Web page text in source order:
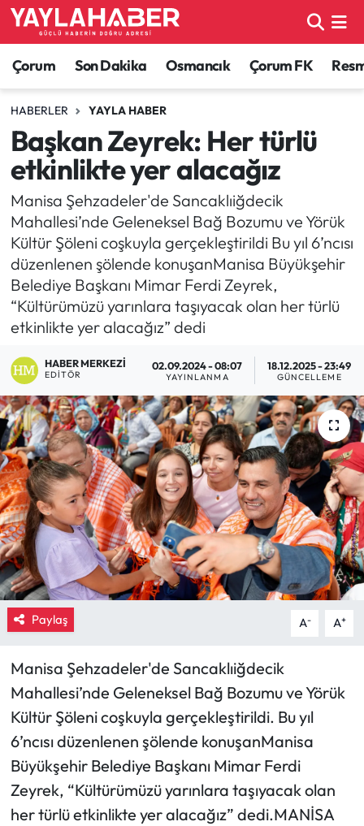
Çorum Son Dakika Osmancık Çorum FK
HABERLER YAYLA HABER
Başkan Zeyrek: Her türlü
etkinlikte yer alacağız
Manisa Şehzadeler'de Sancaklıiğdecik
Mahallesi’nde Geleneksel Bağ Bozumu ve Yörük
Kültür Şöleni coşkuyla gerçekleştirildi Bu yıl 6’ncısı
düzenlenen şölende konuşanManisa Büyükşehir
Belediye Başkanı Mimar Ferdi Zeyrek,
“Kültürümüzü yarınlara taşıyacak olan her türlü
etkinlikte yer alacağız” dedi
HABER MERKEZI
EDITÖR
02.09.2024 - 08:07
YAYINLANMA
18.12.2025 - 23:49
GÜNCELLEME
Paylaş A- A+
Manisa Şehzadeler'de Sancaklıiğdecik
Mahallesi’nde Geleneksel Bağ Bozumu ve Yörük
Kültür Şöleni coşkuyla gerçekleştirildi. Bu yıl
6’ncısı düzenlenen şölende konuşanManisa
Büyükşehir Belediye Başkanı Mimar Ferdi
Zeyrek, “Kültürümüzü yarınlara taşıyacak olan
her türlü etkinlikte yer alacağız” dedi.MANİSA
Alaca Haberleri
Bayat Haberleri
Bilgi - Keşfet Haberleri
Bilim ve Teknoloji
Boğazkale Haberleri
Çorum Haberleri
Çorum Son Dakika Haberleri
Eğitim
Ekonomi
Güncel
İskilip Haberleri
Kargı Haberleri
Kimdir?
Laçin Haberleri
Magazin
Mecitözü Haberleri
Oğuzlar Haberleri
Çorum Nöbetçi Eczaneler
Çorum Hava Durumu
Çorum Namaz Vakitleri
Çorum Trafik Yoğunluk Haritası
TFF 1.Lig Puan Durumu ve Fikstür
Tüm Manşetler
Son Dakika Haberleri